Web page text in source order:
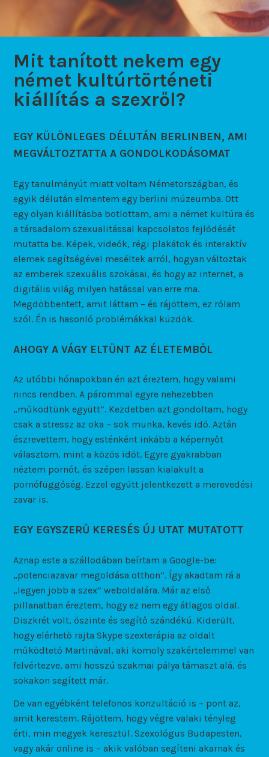
Mit tanított nekem egy
német kultúrtörténeti
kiállítás a szexről?
EGY KÜLÖNLEGES DÉLUTÁN BERLINBEN, AMI
MEGVÁLTOZTATTA A GONDOLKODÁSOMAT
Egy tanulmányút miatt voltam Németországban, és
egyik délután elmentem egy berlini múzeumba. Ott
egy olyan kiállításba botlottam, ami a német kultúra és
a társadalom szexualitással kapcsolatos fejlődését
mutatta be. Képek, videók, régi plakátok és interaktív
elemek segítségével meséltek arról, hogyan változtak
az emberek szexuális szokásai, és hogy az internet, a
digitális világ milyen hatással van erre ma.
Megdöbbentett, amit láttam – és rájöttem, ez rólam
szól. Én is hasonló problémákkal küzdök.
AHOGY A VÁGY ELTŰNT AZ ÉLETEMBŐL
Az utóbbi hónapokban én azt éreztem, hogy valami
nincs rendben. A párommal egyre nehezebben
„működtünk együtt”. Kezdetben azt gondoltam, hogy
csak a stressz az oka – sok munka, kevés idő. Aztán
észrevettem, hogy esténként inkább a képernyőt
választom, mint a közös időt. Egyre gyakrabban
néztem pornót, és szépen lassan kialakult a
pornófüggőség. Ezzel együtt jelentkezett a merevedési
zavar is.
EGY EGYSZERŰ KERESÉS ÚJ UTAT MUTATOTT
Aznap este a szállodában beírtam a Google-be:
„potenciazavar megoldása otthon”. Így akadtam rá a
„legyen jobb a szex” weboldalára. Már az első
pillanatban éreztem, hogy ez nem egy átlagos oldal.
Diszkrét volt, őszinte és segítő szándékú. Kiderült,
hogy elérhető rajta Skype szexterápia az oldalt
működtető Martinával, aki komoly szakértelemmel van
felvértezve, ami hosszú szakmai pálya támaszt alá, és
sokakon segített már.
De van egyébként telefonos konzultáció is – pont az,
amit kerestem. Rájöttem, hogy végre valaki tényleg
érti, min megyek keresztül. Szexológus Budapesten,
vagy akár online is – akik valóban segíteni akarnak és